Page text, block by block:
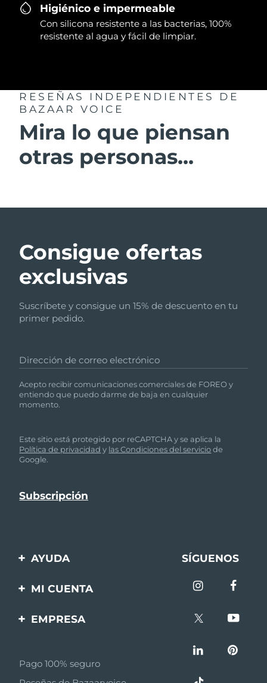
Higiénico e impermeable
Con silicona resistente a las bacterias, 100%
resistente al agua y fácil de limpiar.
RESEÑAS INDEPENDIENTES
DE
BAZAAR VOICE
Mira lo que piensan
otras personas...
Consigue ofertas
exclusivas
Suscríbete y consigue un 15% de descuento en tu
primer pedido.
Dirección de correo electrónico
Acepto recibir comunicaciones comerciales de FOREO y
entiendo que puedo darme de baja en cualquier
momento.
Este sitio está protegido por reCAPTCHA y se aplica la
Política de privacidad y las Condiciones del serviciode
Google.
AYUDA
Contáctanos
SÍGUENOS
MI CUENTA
Registro de productos
EMPRESA
Afiliados
Pago 100% seguro